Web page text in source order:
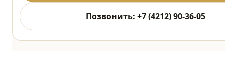
Позвонить: +7 (4212) 90-36-05